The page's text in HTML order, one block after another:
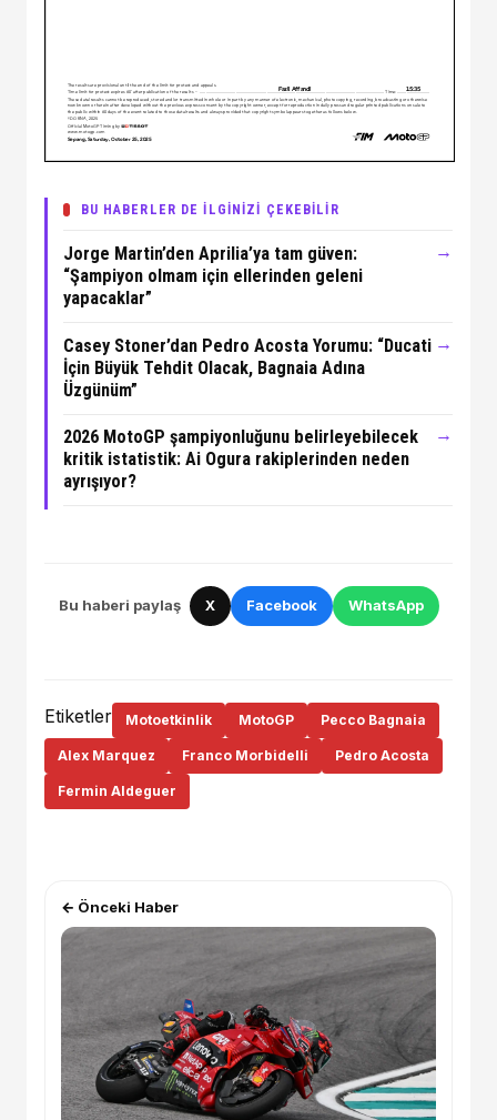
BU HABERLER DE İLGİNİZİ ÇEKEBİLİR
Jorge Martin’den Aprilia’ya tam güven:
“Şampiyon olmam için ellerinden geleni
yapacaklar”
→
Casey Stoner’dan Pedro Acosta Yorumu: “Ducati
İçin Büyük Tehdit Olacak, Bagnaia Adına
Üzgünüm”
→
2026 MotoGP şampiyonluğunu belirleyebilecek
kritik istatistik: Ai Ogura rakiplerinden neden
ayrışıyor?
→
Bu haberi paylaş X Facebook WhatsApp
Etiketler Motoetkinlik MotoGP Pecco Bagnaia
Alex Marquez Franco Morbidelli Pedro Acosta
Fermin Aldeguer
← Önceki Haber